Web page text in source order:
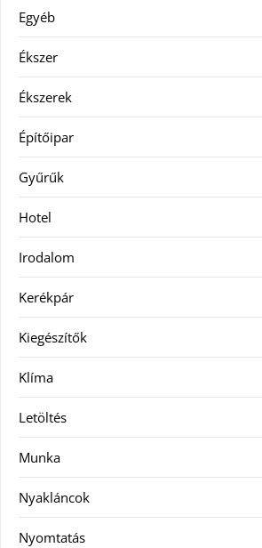
Egyéb
Ékszer
Ékszerek
Építőipar
Gyűrűk
Hotel
Irodalom
Kerékpár
Kiegészítők
Klíma
Letöltés
Munka
Nyakláncok
Nyomtatás